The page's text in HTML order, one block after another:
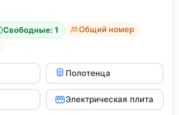
Свободные: 1
Общий номер
Полотенца
Электрическая плита